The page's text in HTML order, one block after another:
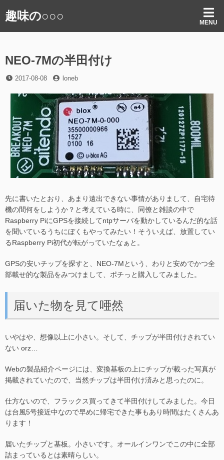
ン
キ
趣味の○○○ MENU
NEO-7Mの半田付け
投
日
2017-08-08
投
者
loneb
先に書いたとおり、あまり遠出できない事情がありまして、自宅待
機の間何をしようか？と考えている時に、同僚と雑談の中で
Raspberry PiにGPSを接続してntpサーバを動かしているんだ的な話
を聞いているうちにぼくもやってみたい！そういえば、放置してい
るRaspberry Pi初代が転がっていたなぁと。
GPSの安いチップを探すと、NEO-7Mという、わりと安めでかつ全
部載せ的な製品をみつけまして、ポチっと購入してみました。
届いた物を見て唖然
いやはや、想像以上に小さい。そして、チップが半田付けされてい
ない orz…
Webの製品紹介ページには、変換基板の上にチップが載った写真が
掲載されていたので、当然チップは半田付け済みと思ったのに。
仕方ないので、フラックス買ってきて半田付けしてみました。今日
は台風5号接近中なので早めに帰宅できた事もあり時間はたくさんあ
ります！
届いたチップと基板。小さいです。オールインワンでこの中に全部
詰まっているとは素晴らしい。